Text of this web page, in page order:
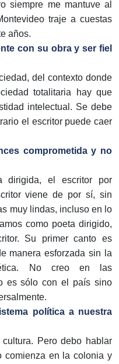
siempre me mantuve al
traje a cuestas
años.
con su obra y ser fiel
del contexto donde
totalitaria hay que
intelectual. Se debe
el escritor puede caer
comprometida y no
dirigida, el escritor por
viene de por sí, sin
muy lindas, incluso en lo
como poeta dirigido,
Su primer canto es
manera esforzada sin la
No creo en las
es sólo con el país sino
política a nuestra
Pero debo hablar
comienza en la colonia y